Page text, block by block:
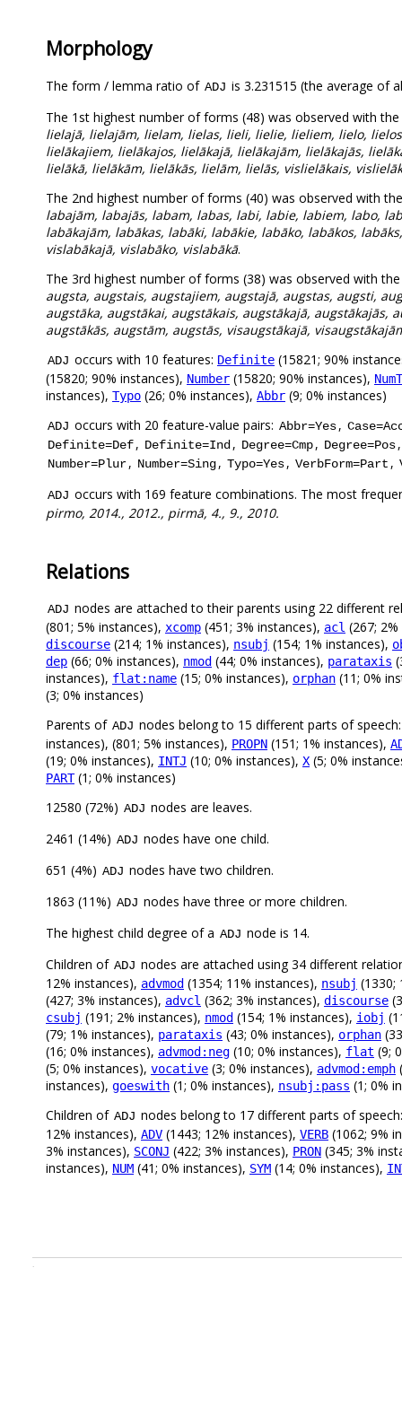
Morphology
The form / lemma ratio of ADJ is 3.231515 (the average of
The 1st highest number of forms (48) was observed with the
lielajā, lielajām, lielam, lielas, lieli, lielie, lieliem, lielo,
lielākajiem, lielākajos, lielākajā, lielākajām, lielākajās,
lielākā, lielākām, lielākās, lielām, lielās, vislielākais,
The 2nd highest number of forms (40) was observed with
labajām, labajās, labam, labas, labi, labie, labiem, labo,
labākajām, labākas, labāki, labākie, labāko, labākos,
vislabākajā, vislabāko, vislabākā.
The 3rd highest number of forms (38) was observed with
augsta, augstais, augstajiem, augstajā, augstas, augsti,
augstāka, augstākai, augstākais, augstākajā, augstākajās,
augstākās, augstām, augstās, visaugstākajā,
ADJ occurs with 10 features: Definite (15821; 90%
(15820; 90% instances), Number (15820; 90% instances),
instances), Typo (26; 0% instances), Abbr (9; 0% instances)
ADJ occurs with 20 feature-value pairs: Abbr=Yes,
Definite=Def, Definite=Ind , Degree=Cmp, Degree=Pos
Number=Plur, Number=Sing, Typo=Yes, VerbForm=Part ,
ADJ occurs with 169 feature combinations. The most
pirmo, 2014., 2012., pirmā, 4., 9., 2010.
Relations
ADJ nodes are attached to their parents using 22 different
(801; 5% instances), xcomp (451; 3% instances), acl (267;
discourse (214; 1% instances), nsubj (154; 1% instances),
dep (66; 0% instances), nmod (44; 0% instances), parataxis
instances), flat:name (15; 0% instances), orphan (11; 0%
(3; 0% instances)
Parents of ADJ nodes belong to 15 different parts of
instances), (801; 5% instances), PROPN (151; 1% instances),
(19; 0% instances), INTJ (10; 0% instances), X (5; 0%
PART(1; 0% instances)
12580 (72%) ADJ nodes are leaves.
2461 (14%) ADJ nodes have one child.
651 (4%) ADJ nodes have two children.
1863 (11%) ADJ nodes have three or more children.
The highest child degree of a ADJ node is 14.
Children of ADJ nodes are attached using 34 different
12% instances), advmod (1354; 11% instances), nsubj (1330;
(427; 3% instances), advcl (362; 3% instances), discourse
csubj (191; 2% instances), nmod (154; 1% instances), iobj
(79; 1% instances), parataxis (43; 0% instances), orphan
(16; 0% instances), advmod:neg (10; 0% instances), flat (9;
(5; 0% instances), vocative (3; 0% instances), advmod:emph
instances), goeswith (1; 0% instances), nsubj:pass (1; 0%
Children of ADJ nodes belong to 17 different parts of
12% instances), ADV (1443; 12% instances), VERB (1062; 9%
3% instances), SCONJ (422; 3% instances), PRON (345; 3%
instances), NUM (41; 0% instances), SYM (14; 0% instances),
.